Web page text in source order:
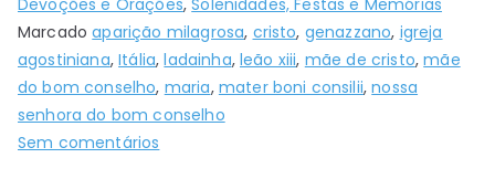
Marcadoaparição milagrosa, cristo, genazzano, igreja
agostiniana,Itália,ladainha, leão xiii, mãe de cristo,mãe
do bom conselho, maria, mater boni consilii,nossa
senhora do bom conselho
Sem comentários